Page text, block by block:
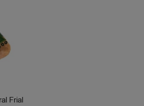
Frial